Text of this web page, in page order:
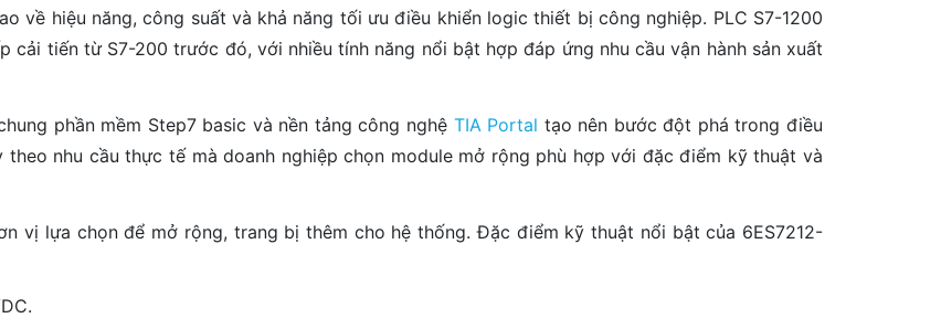
về hiệu năng, công suất và khả năng tối ưu điều khiển logic thiết bị công nghiệp. PLC S7-1200
cải tiến từ S7-200 trước đó, với nhiều tính năng nổi bật hợp đáp ứng nhu cầu vận hành sản xuất
phần mềm Step7 basic và nền tảng công nghệ TIA Portal tạo nên bước đột phá trong điều
nhu cầu thực tế mà doanh nghiệp chọn module mở rộng phù hợp với đặc điểm kỹ thuật và
vị lựa chọn để mở rộng, trang bị thêm cho hệ thống. Đặc điểm kỹ thuật nổi bật của 6ES7212-